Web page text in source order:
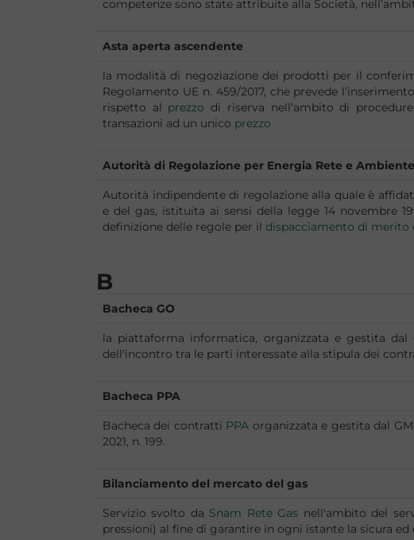
competenze sono state attribuite alla Società,
Asta aperta ascendente
la modalità di negoziazione dei prodotti per il
Regolamento UE n. 459/2017, che prevede
rispetto al prezzo di riserva nell’ambito di
transazioni ad un unico prezzo
Autorità di Regolazione per Energia Rete e Ambiente
Autorità indipendente di regolazione alla quale è
e del gas, istituita ai sensi della legge 14 novembre
definizione delle regole per il dispacciamento di merito
B
Bacheca GO
la piattaforma informatica, organizzata e gestita dal
dell'incontro tra le parti interessate alla stipula dei
Bacheca PPA
Bacheca dei contratti PPA organizzata e gestita dal
2021, n. 199.
Bilanciamento del mercato del gas
Servizio svolto da Snam Rete Gas nell'ambito del
pressioni) al fine di garantire in ogni istante la sicura